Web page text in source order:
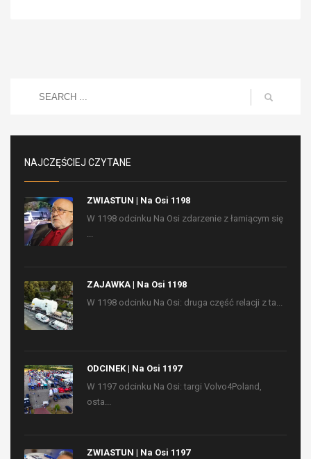
NAJCZĘŚCIEJ CZYTANE
ZWIASTUN | Na Osi 1198
W 1198 odcinku Na Osi zdarzenie z łamiącym się
...
ZAJAWKA | Na Osi 1198
W 1198 odcinku Na Osi: druga część relacji z ta...
ODCINEK | Na Osi 1197
W 1197 odcinku Na Osi: targi Volvo4Poland,
osta...
ZWIASTUN | Na Osi 1197